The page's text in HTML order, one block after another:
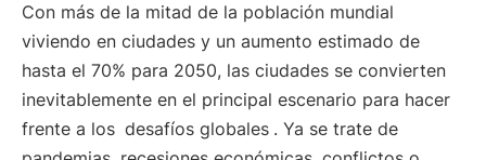
Con más de la mitad de la población mundial
viviendo en ciudades y un aumento estimado de
hasta el 70% para 2050, las ciudades se convierten
inevitablemente en el principal escenario para hacer
frente a los desafíos globales . Ya se trate de